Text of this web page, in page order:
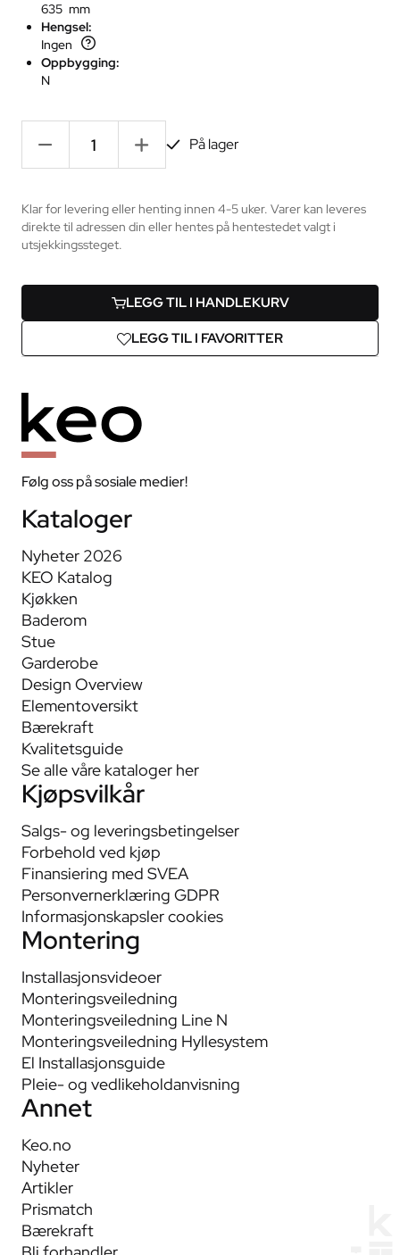
635 mm
Hengsel:
Ingen
Oppbygging:
N
- + På lager
Klar for levering eller henting innen 4-5 uker. Varer kan leveres
direkte til adressen din eller hentes på hentestedet valgt i
utsjekkingssteget.
LEGG TIL I HANDLEKURV
LEGG TIL I FAVORITTER
Følg oss på sosiale medier!
Kataloger
Nyheter 2026
KEO Katalog
Kjøkken
Baderom
Stue
Garderobe
Design Overview
Elementoversikt
Bærekraft
Kvalitetsguide
Se alle våre kataloger her
Kjøpsvilkår
Salgs- og leveringsbetingelser
Forbehold ved kjøp
Finansiering med SVEA
Personvernerklæring GDPR
Informasjonskapsler cookies
Montering
Installasjonsvideoer
Monteringsveiledning
Monteringsveiledning Line N
Monteringsveiledning Hyllesystem
El Installasjonsguide
Pleie- og vedlikeholdanvisning
Annet
Keo.no
Nyheter
Artikler
Prismatch
Bærekraft